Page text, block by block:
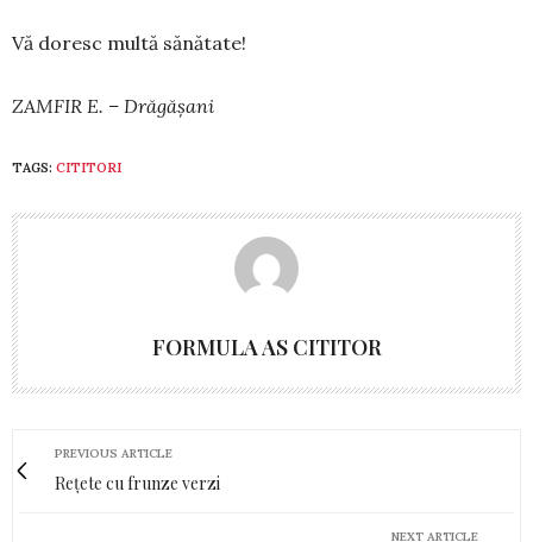
Vă doresc multă sănătate!
ZAMFIR E. – Drăgășani
TAGS: CITITORI
FORMULA AS CITITOR
PREVIOUS ARTICLE
Rețete cu frunze verzi
NEXT ARTICLE